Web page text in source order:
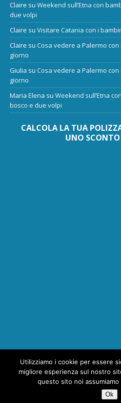
Claire su Weekend sull’Etna con
due volpi
Claire su Visitare Catania con i
Claire su Cosa vedere a Palermo
giorno
Giulia su Cosa vedere a Palermo
giorno
Maria Elena su Weekend sull’Etna
bosco e due volpi
CALCOLA LA TUA
UNO
Copyright © 2026 | MH Magazine
Utilizziamo i cookie per essere
migliore esperienza sul nostro
questo sito noi
Ok